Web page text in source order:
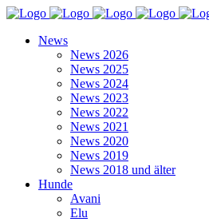
News
News 2026
News 2025
News 2024
News 2023
News 2022
News 2021
News 2020
News 2019
News 2018 und älter
Hunde
Avani
Elu